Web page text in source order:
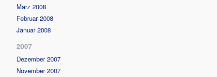
März 2008
Februar 2008
Januar 2008
2007
Dezember 2007
November 2007